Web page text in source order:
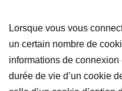
Lorsque vous vous
un certain nombre de
informations de connexion
durée de vie d’un cookie